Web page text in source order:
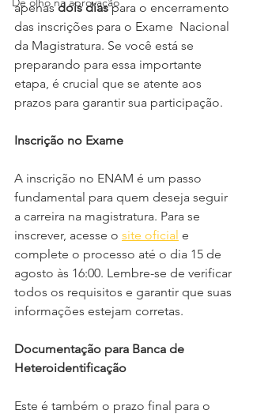
apenas dois dias para o encerramento
das inscrições para o Exame  Nacional
da Magistratura. Se você está se
preparando para essa importante
etapa, é crucial que se atente aos
prazos para garantir sua participação.
Inscrição no Exame
A inscrição no ENAM é um passo
fundamental para quem deseja seguir
a carreira na magistratura. Para se
inscrever, acesse o site oficial e
complete o processo até o dia 15 de
agosto às 16:00. Lembre-se de verificar
todos os requisitos e garantir que suas
informações estejam corretas.
Documentação para Banca de
Heteroidentificação
Este é também o prazo final para o